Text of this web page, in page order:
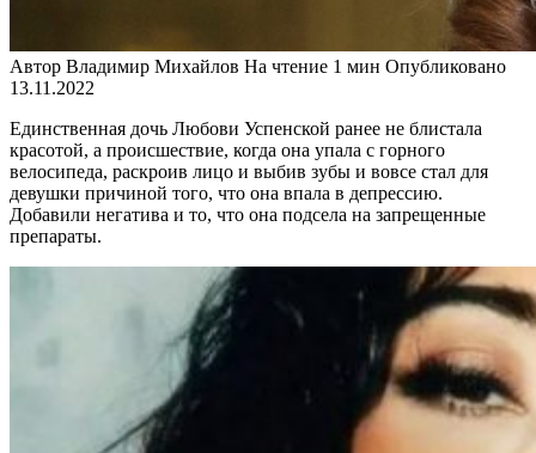
Автор Владимир Михайлов На чтение 1 мин Опубликовано
13.11.2022
Единственная дочь Любови Успенской ранее не блистала
красотой, а происшествие, когда она упала с горного
велосипеда, раскроив лицо и выбив зубы и вовсе стал для
девушки причиной того, что она впала в депрессию.
Добавили негатива и то, что она подсела на запрещенные
препараты.